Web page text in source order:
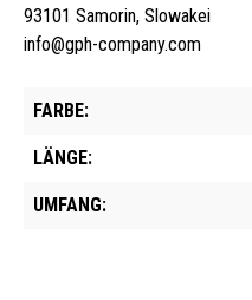
93101 Samorin, Slowakei
info@gph-company.com
FARBE:
LÄNGE:
UMFANG: